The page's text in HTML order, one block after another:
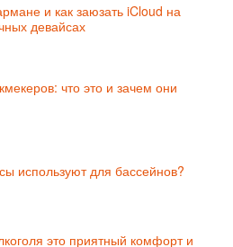
и как заюзать iCloud на
девайсах
что это и зачем они
используют для бассейнов?
это приятный комфорт и